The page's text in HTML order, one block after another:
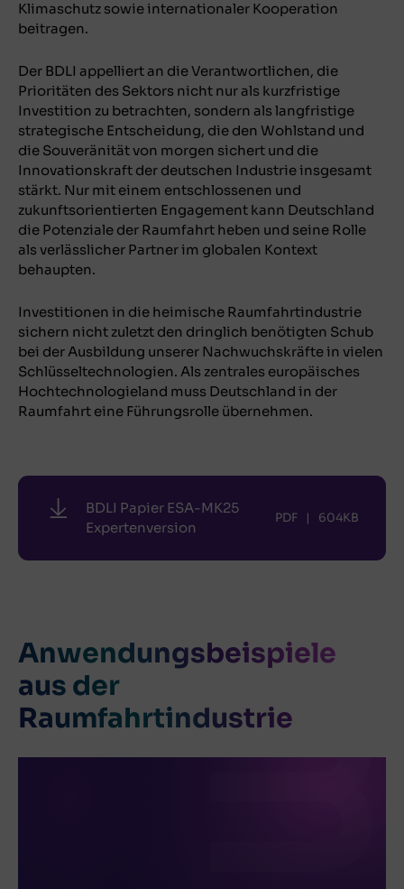
Klimaschutz sowie internationaler Kooperation
beitragen.
Der BDLI appelliert an die Verantwortlichen, die
Prioritäten des Sektors nicht nur als kurzfristige
Investition zu betrachten, sondern als langfristige
strategische Entscheidung, die den Wohlstand und
die Souveränität von morgen sichert und die
Innovationskraft der deutschen Industrie insgesamt
stärkt. Nur mit einem entschlossenen und
zukunftsorientierten Engagement kann Deutschland
die Potenziale der Raumfahrt heben und seine Rolle
als verlässlicher Partner im globalen Kontext
behaupten.
Investitionen in die heimische Raumfahrtindustrie
sichern nicht zuletzt den dringlich benötigten Schub
bei der Ausbildung unserer Nachwuchskräfte in vielen
Schlüsseltechnologien. Als zentrales europäisches
Hochtechnologieland muss Deutschland in der
Raumfahrt eine Führungsrolle übernehmen.
BDLI Papier ESA-MK25
Expertenversion
PDF | 604KB
Anwendungsbeispiele
aus der
Raumfahrtindustrie